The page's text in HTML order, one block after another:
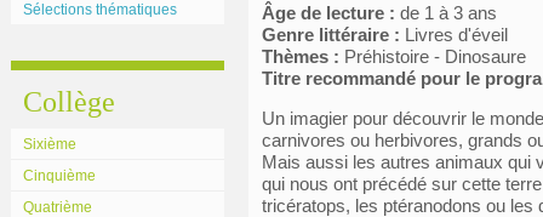
Sélections thématiques
Collège
Sixième
Cinquième
Quatrième
Âge de lecture : de 1 à 3 ans
Genre littéraire : Livres d'éveil
Thèmes : Préhistoire - Dinosaure
Titre recommandé pour le
Un imagier pour découvrir le
carnivores ou herbivores, grands
Mais aussi les autres animaux qui
qui nous ont précédé sur cette
tricératops, les ptéranodons ou